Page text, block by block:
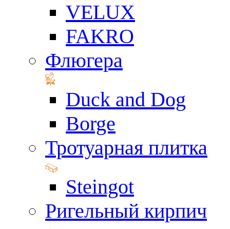
VELUX
FAKRO
Флюгера
Duck and Dog
Borge
Тротуарная плитка
Steingot
Ригельный кирпич